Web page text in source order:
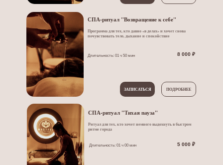
СПА-ритуал "Возвращение к себе"
СПА-ритуал "Тихая пауза"
Программа для тех, кто давно «в делах» и хочет снова
почувствовать тело, дыхание и спокойствие
Ритуал для тех, кто хочет немного выдохнуть в быстром
ритме города
Длительность: 01 ч 50 мин 8 000 ₽
Длительность: 01 ч 00 мин 5 000 ₽
ЗАПИСАТЬСЯ ПОДРОБНЕЕ